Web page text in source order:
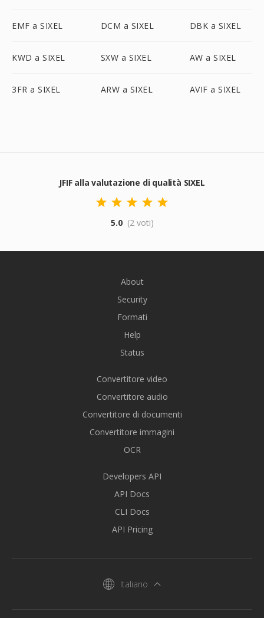
EMF a SIXEL DCM a SIXEL DBK a SIXEL
KWD a SIXEL SXW a SIXEL AW a SIXEL
3FR a SIXEL ARW a SIXEL AVIF a SIXEL
JFIF alla valutazione di qualità SIXEL
5.0 (2 voti)
About
Security
Formati
Help
Status
Convertitore video
Convertitore audio
Convertitore di documenti
Convertitore immagini
OCR
Developers API
API Docs
CLI Docs
API Pricing
Italiano